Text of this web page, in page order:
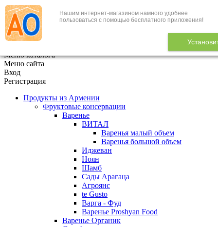
Нашим интернет-магазином намного удобнее
пользоваться с помощью бесплатного приложения!
+7 (495) 646-888-1
В корзине 0
Меню каталога
Меню сайта
Вход
Регистрация
Продукты из Армении
Фруктовые консервации
Варенье
ВИТАЛ
Варенья малый объем
Варенья большой объем
Иджеван
Ноян
Шамб
Сады Арагаца
Агроянс
te Gusto
Варга - Фуд
Варенье Proshyan Food
Варенье Органик